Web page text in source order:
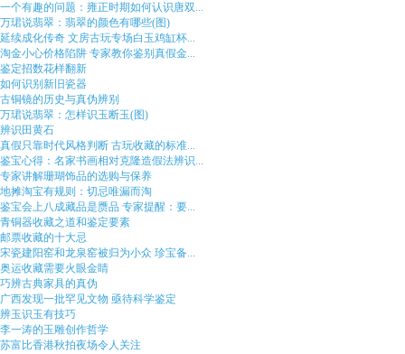
一个有趣的问题：雍正时期如何认识唐双...
万珺说翡翠：翡翠的颜色有哪些(图)
延续成化传奇 文房古玩专场白玉鸡缸杯...
淘金小心价格陷阱 专家教你鉴别真假金...
鉴定招数花样翻新
如何识别新旧瓷器
古铜镜的历史与真伪辨别
万珺说翡翠：怎样识玉断玉(图)
辨识田黄石
真假只靠时代风格判断 古玩收藏的标准...
鉴宝心得：名家书画相对克隆造假法辨识...
专家讲解珊瑚饰品的选购与保养
地摊淘宝有规则：切忌唯漏而淘
鉴宝会上八成藏品是赝品 专家提醒：要...
青铜器收藏之道和鉴定要素
邮票收藏的十大忌
宋瓷建阳窑和龙泉窑被归为小众 珍宝备...
奥运收藏需要火眼金睛
巧辨古典家具的真伪
广西发现一批罕见文物 亟待科学鉴定
辨玉识玉有技巧
李一涛的玉雕创作哲学
苏富比香港秋拍夜场令人关注